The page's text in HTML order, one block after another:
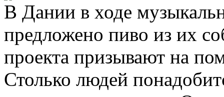
В Дании в ходе
предложено пиво из их
проекта призывают на
Столько людей